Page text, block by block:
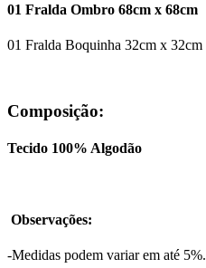
01 Fralda Ombro 68cm x 68cm
01 Fralda Boquinha 32cm x 32cm
Composição:
Tecido 100% Algodão
Observações:
-Medidas podem variar em até 5%.